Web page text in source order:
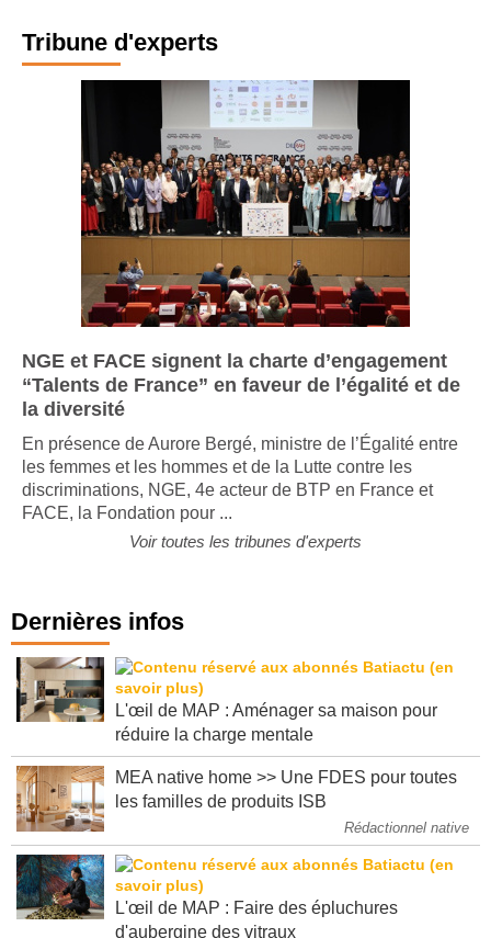
Tribune d'experts
NGE et FACE signent la charte d’engagement
“Talents de France” en faveur de l’égalité et de
la diversité
En présence de Aurore Bergé, ministre de l’Égalité entre
les femmes et les hommes et de la Lutte contre les
discriminations, NGE, 4e acteur de BTP en France et
FACE, la Fondation pour ...
Voir toutes les tribunes d'experts
Dernières infos
L'œil de MAP : Aménager sa maison pour
réduire la charge mentale
MEA native home >> Une FDES pour toutes
les familles de produits ISB
Rédactionnel native
L'œil de MAP : Faire des épluchures
d'aubergine des vitraux